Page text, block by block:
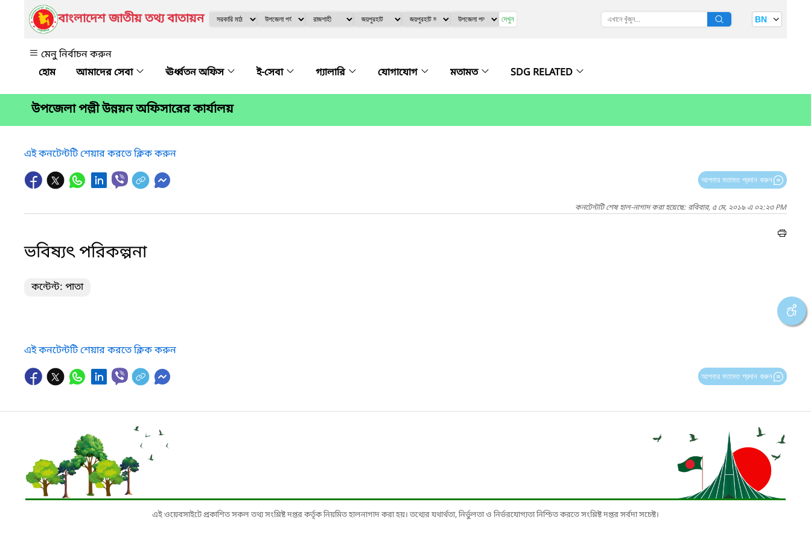
বাংলাদেশ জাতীয় তথ্য বাতায়ন দেখুন BN
মেনু নির্বাচন করুন
আমাদের সেবা
ঊর্ধ্বতন অফিস ই-সেবা গ্যালারি যোগাযোগ মতামত SDG RELATED
উপজেলা পল্লী উন্নয়ন অফিসারের কার্যালয়
এই কনটেন্টটি শেয়ার করতে ক্লিক করুন
আপনার মতামত প্রদান করুন
কনটেন্টটি শেষ হাল-নাগাদ করা হয়েছে: রবিবার, ৫ মে, ২০১৯ এ ০২:২৩ PM
ভবিষ্যৎ পরিকল্পনা
কন্টেন্ট: পাতা
এই কনটেন্টটি শেয়ার করতে ক্লিক করুন
আপনার মতামত প্রদান করুন
এই ওয়েবসাইটে প্রকাশিত সকল তথ্য সংশ্লিষ্ট দপ্তর কর্তৃক নিয়মিত হালনাগাদ করা হয়। তথ্যের যথার্থতা, নির্ভুলতা ও নির্ভরযোগ্যতা নিশ্চিত করতে সংশ্লিষ্ট দপ্তর সর্বদা সচেষ্ট।